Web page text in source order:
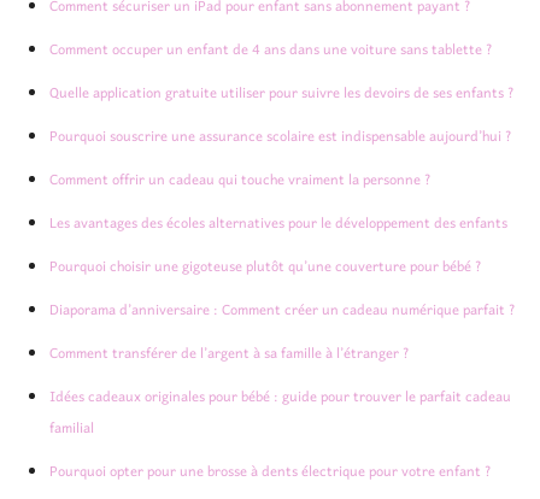
Comment sécuriser un iPad pour enfant sans abonnement payant ?
Comment occuper un enfant de 4 ans dans une voiture sans tablette ?
Quelle application gratuite utiliser pour suivre les devoirs de ses enfants ?
Pourquoi souscrire une assurance scolaire est indispensable aujourd’hui ?
Comment offrir un cadeau qui touche vraiment la personne ?
Les avantages des écoles alternatives pour le développement des enfants
Pourquoi choisir une gigoteuse plutôt qu’une couverture pour bébé ?
Diaporama d’anniversaire : Comment créer un cadeau numérique parfait ?
Comment transférer de l’argent à sa famille à l’étranger ?
Idées cadeaux originales pour bébé : guide pour trouver le parfait cadeau
familial
Pourquoi opter pour une brosse à dents électrique pour votre enfant ?